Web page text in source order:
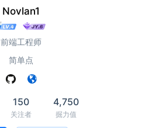
Novlan1
前端工程师
简单点
150
关注者
4,750
掘力值